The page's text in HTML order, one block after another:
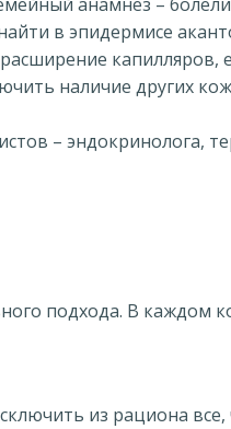
в эпидермисе
наличие других
– эндокринолога,
подхода. В каждом
из рациона